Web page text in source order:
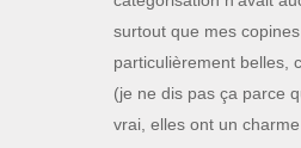
surtout que mes
particulièrement belles,
(je ne dis pas ça parce
vrai, elles ont un